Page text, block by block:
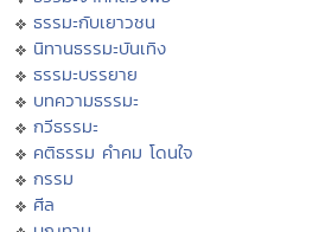
ธรรมะกับเยาวชน
นิทานธรรมะบันเทิง
ธรรมะบรรยาย
บทความธรรมะ
กวีธรรมะ
คติธรรม คำคม โดนใจ
กรรม
ศีล